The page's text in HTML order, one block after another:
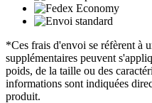
*Ces frais d'envoi se réfèrent à
supplémentaires peuvent
poids, de la taille ou des
informations sont indiquées
produit.